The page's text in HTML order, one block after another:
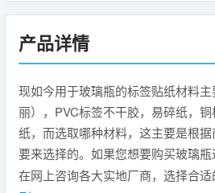
产品详情
现如今用于玻璃瓶的标签贴纸材料
丽），PVC标签不干胶，易碎纸，
纸，而选取哪种材料，这主要是根
要来选择的。如果您想要购买玻璃
在网上咨询各大实地厂商，选择合